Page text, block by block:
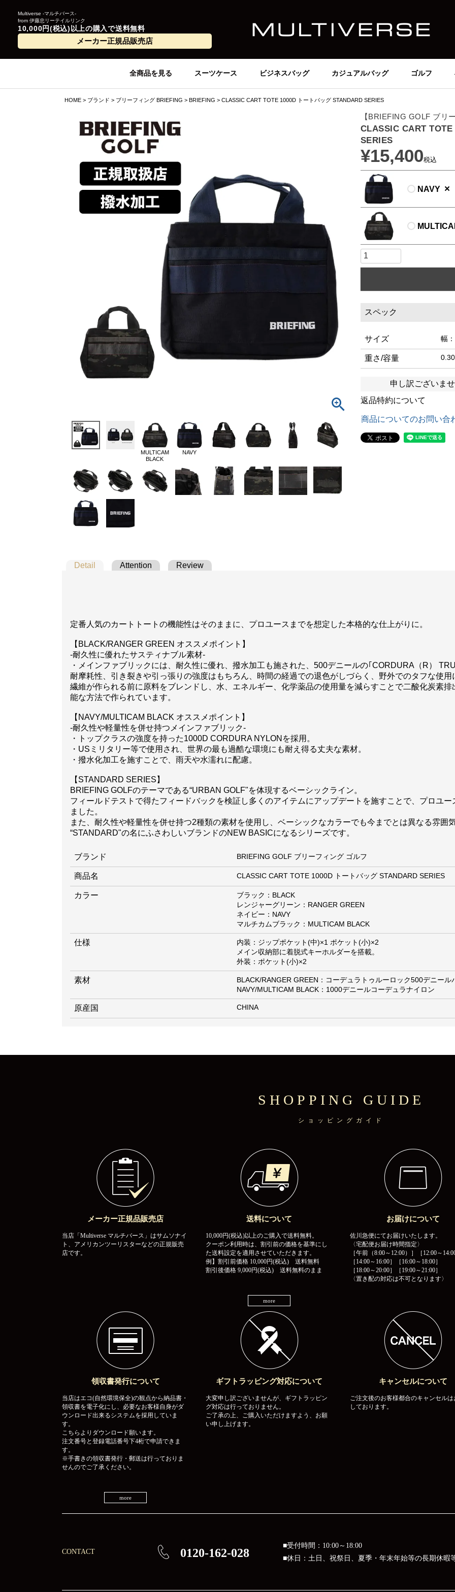
Multiverse -マルチバース-
from 伊藤忠リーテイルリンク
10,000円(税込)以上の購入で送料無料
メーカー正規品販売店
全商品を見る スーツケース ビジネスバッグ カジュアルバッグ ゴルフ
HOME ブランド ブリーフィング BRIEFING BRIEFING CLASSIC CART TOTE 1000D トートバッグ STANDARD SERIES
MULTICAM
BLACK
NAVY
【BRIEFING GOLF ブリ
CLASSIC CART
SERIES
¥15,400税込
NAVY ×
スペック
サイズ 幅
重さ/容量
申し訳ございま
返品特約について
商品についてのお問い合
Detail Attention Review
定番人気のカートトートの機能性はそのままに、プロユースまでを想定した本格的な仕上がりに。
【BLACK/RANGER GREEN オススメポイント】
-耐久性に優れたサスティナブル素材-
・メインファブリックには、耐久性に優れ、撥水加工も施された、500デニールの｢CORDURA（R）
耐摩耗性、引き裂きや引っ張りの強度はもちろん、時間の経過での退色がしづらく、野外でのタフな使用
繊維が作られる前に原料をブレンドし、水、エネルギー、化学薬品の使用量を減らすことで二酸化炭素
能な方法で作られています。
【NAVY/MULTICAM BLACK オススメポイント】
-耐久性や軽量性を併せ持つメインファブリック-
・トップクラスの強度を持った1000D CORDURA NYLONを採用。
・USミリタリー等で使用され、世界の最も過酷な環境にも耐え得る丈夫な素材。
・撥水化加工を施すことで、雨天や水濡れに配慮。
【STANDARD SERIES】
BRIEFING GOLFのテーマである“URBAN GOLF"を体現するベーシックライン。
フィールドテストで得たフィードバックを検証し多くのアイテムにアップデートを施すことで、プロユ
ました。
また、耐久性や軽量性を併せ持つ2種類の素材を使用し、ベーシックなカラーでも今までとは異なる雰囲
“STANDARD"の名にふさわしいブランドのNEW BASICになるシリーズです。
ブランド BRIEFING GOLF ブリーフィング ゴルフ
商品名 CLASSIC CART TOTE 1000D トートバッグ STANDARD SERIES
カラー
ブラック：BLACK
レンジャーグリーン：RANGER GREEN
ネイビー：NAVY
マルチカムブラック：MULTICAM BLACK
仕様
内装：ジップポケット(中)×1 ポケット(小)×2
メイン収納部に着脱式キーホルダーを搭載。
外装：ポケット(小)×2
素材
BLACK/RANGER GREEN：コーデュラトゥルーロック500デニール
NAVY/MULTICAM BLACK：1000デニールコーデュラナイロン
原産国 CHINA
SHOPPING GUIDE
ショッピングガイド
メーカー正規品販売店
当店「Multiverse マルチバース」はサムソナイ
ト、アメリカンツーリスターなどの正規販売
店です。
送料について
10,000円(税込)以上のご購入で送料無料。
クーポン利用時は、割引前の価格を基準にし
た送料設定を適用させていただきます。
例】割引前価格 10,000円(税込) 送料無料
割引後価格 9,000円(税込) 送料無料のまま
more
お届けについて
佐川急便にてお届けいたします。
〈宅配便お届け時間指定〉
［午前（8:00～12:00）］［12:00～14:00
［14:00～16:00］［16:00～18:00］
［18:00～20:00］［19:00～21:00］
〈置き配の対応は不可となります〉
領収書発行について
当店はエコ(自然環境保全)の観点から納品書・
領収書を電子化にし、必要なお客様自身がダ
ウンロード出来るシステムを採用していま
す。
こちらよりダウンロード願います。
注文番号と登録電話番号下4桁で申請できま
す。
※手書きの領収書発行・郵送は行っておりま
せんのでご了承ください。
more
ギフトラッピング対応について
大変申し訳ございませんが、ギフトラッピン
グ対応は行っておりません。
ご了承の上、ご購入いただけますよう、お願
い申し上げます。
キャンセルについて
ご注文後のお客様都合のキャンセルは
しております。
CONTACT 0120-162-028
■受付時間：10:00～18:00
■休日：土日、祝祭日、夏季・年末年始等の長期休暇